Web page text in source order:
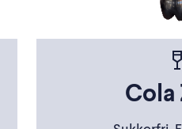
Cola